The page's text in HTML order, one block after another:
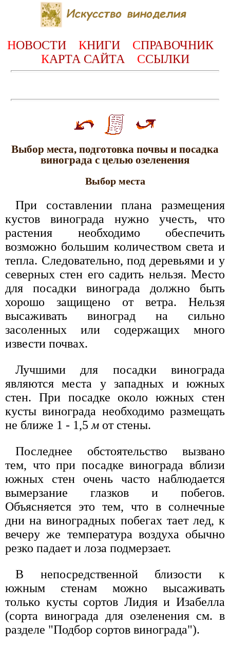
НОВОСТИ КНИГИ СПРАВОЧНИК
КАРТА САЙТА ССЫЛКИ
Выбор места, подготовка почвы и посадка
винограда с целью озеленения
Выбор места
При составлении плана размещения
кустов винограда нужно учесть, что
растения необходимо обеспечить
возможно большим количеством света и
тепла. Следовательно, под деревьями и у
северных стен его садить нельзя. Место
для посадки винограда должно быть
хорошо защищено от ветра. Нельзя
высаживать виноград на сильно
засоленных или содержащих много
извести почвах.
Лучшими для посадки винограда
являются места у западных и южных
стен. При посадке около южных стен
кусты винограда необходимо размещать
не ближе 1 - 1,5м от стены.
Последнее обстоятельство вызвано
тем, что при посадке винограда вблизи
южных стен очень часто наблюдается
вымерзание глазков и побегов.
Объясняется это тем, что в солнечные
дни на виноградных побегах тает лед, к
вечеру же температура воздуха обычно
резко падает и лоза подмерзает.
В непосредственной близости к
южным стенам можно высаживать
только кусты сортов Лидия и Изабелла
(сорта винограда для озеленения см. в
разделе "Подбор сортов винограда").